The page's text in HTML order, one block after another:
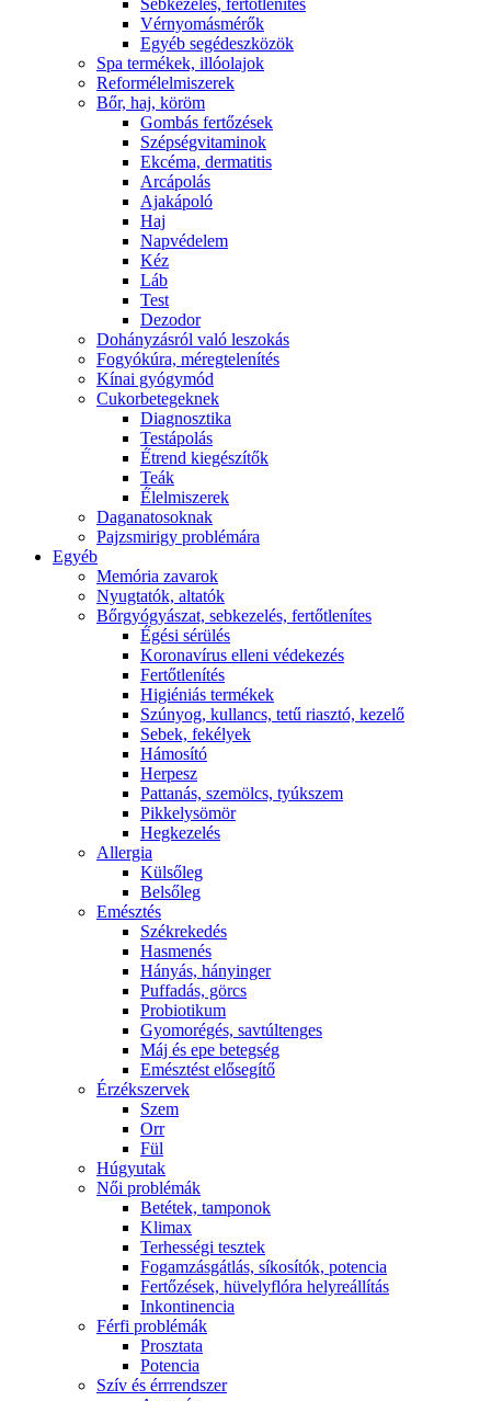
Sebkezelés, fertőtlenítés
Vérnyomásmérők
Egyéb segédeszközök
Spa termékek, illóolajok
Reformélelmiszerek
Bőr, haj, köröm
Gombás fertőzések
Szépségvitaminok
Ekcéma, dermatitis
Arcápolás
Ajakápoló
Haj
Napvédelem
Kéz
Láb
Test
Dezodor
Dohányzásról való leszokás
Fogyókúra, méregtelenítés
Kínai gyógymód
Cukorbetegeknek
Diagnosztika
Testápolás
É́trend kiegészítők
Teák
É́lelmiszerek
Daganatosoknak
Pajzsmirigy problémára
Egyéb
Memória zavarok
Nyugtatók, altatók
Bőrgyógyászat, sebkezelés, fertőtlenítes
É́gési sérülés
Koronavírus elleni védekezés
Fertőtlenítés
Higiéniás termékek
Szúnyog, kullancs, tetű riasztó, kezelő
Sebek, fekélyek
Hámosító
Herpesz
Pattanás, szemölcs, tyúkszem
Pikkelysömör
Hegkezelés
Allergia
Külsőleg
Belsőleg
Emésztés
Székrekedés
Hasmenés
Hányás, hányinger
Puffadás, görcs
Probiotikum
Gyomorégés, savtúltenges
Máj és epe betegség
Emésztést elősegítő
Érzékszervek
Szem
Orr
Fül
Húgyutak
Női problémák
Betétek, tamponok
Klimax
Terhességi tesztek
Fogamzásgátlás, síkosítók, potencia
Fertőzések, hüvelyflóra helyreállítás
Inkontinencia
Férfi problémák
Prosztata
Potencia
Szív és érrrendszer